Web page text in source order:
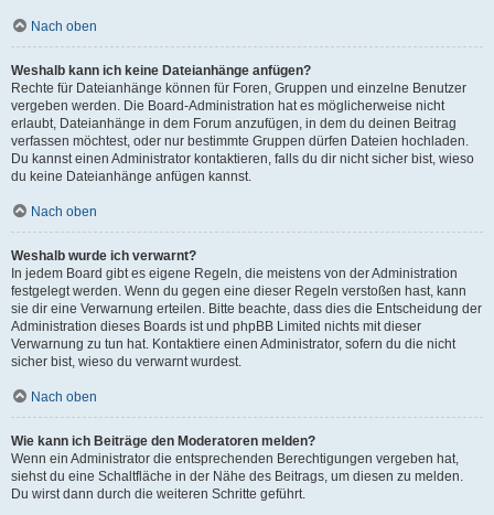
Nach oben
Weshalb kann ich keine Dateianhänge anfügen?
Rechte für Dateianhänge können für Foren, Gruppen und einzelne Benutzer
vergeben werden. Die Board-Administration hat es möglicherweise nicht
erlaubt, Dateianhänge in dem Forum anzufügen, in dem du deinen Beitrag
verfassen möchtest, oder nur bestimmte Gruppen dürfen Dateien hochladen.
Du kannst einen Administrator kontaktieren, falls du dir nicht sicher bist, wieso
du keine Dateianhänge anfügen kannst.
Nach oben
Weshalb wurde ich verwarnt?
In jedem Board gibt es eigene Regeln, die meistens von der Administration
festgelegt werden. Wenn du gegen eine dieser Regeln verstoßen hast, kann
sie dir eine Verwarnung erteilen. Bitte beachte, dass dies die Entscheidung der
Administration dieses Boards ist und phpBB Limited nichts mit dieser
Verwarnung zu tun hat. Kontaktiere einen Administrator, sofern du die nicht
sicher bist, wieso du verwarnt wurdest.
Nach oben
Wie kann ich Beiträge den Moderatoren melden?
Wenn ein Administrator die entsprechenden Berechtigungen vergeben hat,
siehst du eine Schaltfläche in der Nähe des Beitrags, um diesen zu melden.
Du wirst dann durch die weiteren Schritte geführt.